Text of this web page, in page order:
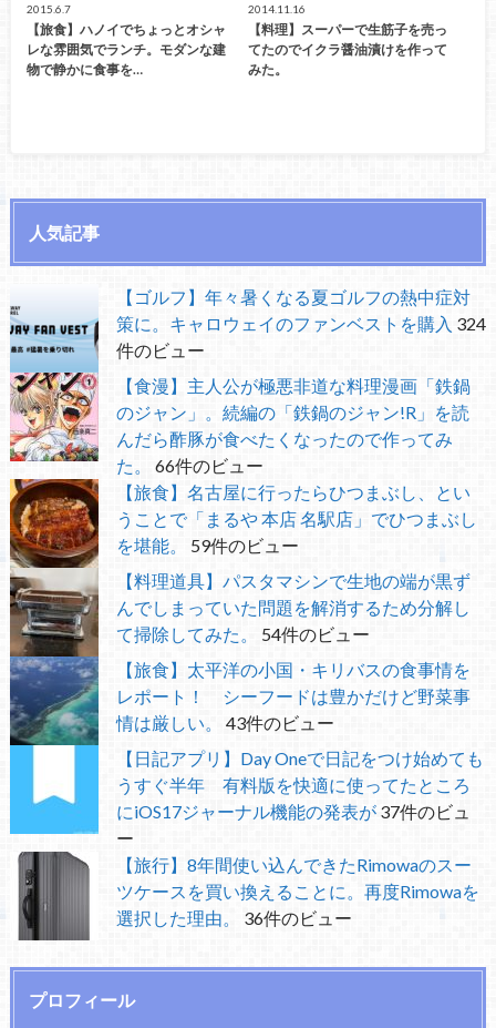
2015.6.7
【旅食】ハノイでちょっとオシャ
レな雰囲気でランチ。モダンな建
物で静かに食事を…
2014.11.16
【料理】スーパーで生筋子を売っ
てたのでイクラ醤油漬けを作って
みた。
人気記事
【ゴルフ】年々暑くなる夏ゴルフの熱中症対
策に。キャロウェイのファンベストを購入 324
件のビュー
【食漫】主人公が極悪非道な料理漫画「鉄鍋
のジャン」。続編の「鉄鍋のジャン!R」を読
んだら酢豚が食べたくなったので作ってみ
た。
66件のビュー
【旅食】名古屋に行ったらひつまぶし、とい
うことで「まるや 本店 名駅店」でひつまぶし
を堪能。
59件のビュー
【料理道具】パスタマシンで生地の端が黒ず
んでしまっていた問題を解消するため分解し
て掃除してみた。
54件のビュー
【旅食】太平洋の小国・キリバスの食事情を
レポート！ シーフードは豊かだけど野菜事
情は厳しい。
43件のビュー
【日記アプリ】Day Oneで日記をつけ始めても
うすぐ半年 有料版を快適に使ってたところ
にiOS17ジャーナル機能の発表が 37件のビュ
ー
【旅行】8年間使い込んできたRimowaのスー
ツケースを買い換えることに。再度Rimowaを
選択した理由。
36件のビュー
プロフィール